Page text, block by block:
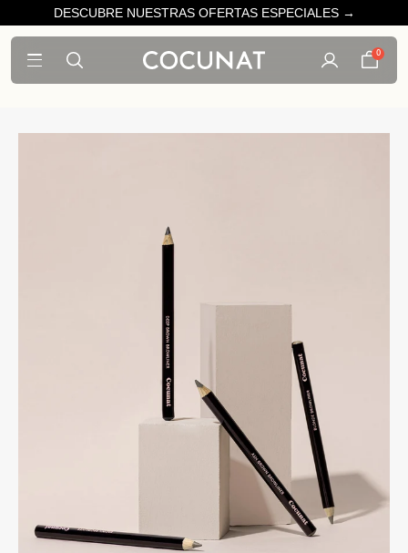
DESCUBRE NUESTRAS OFERTAS ESPECIALES →
0